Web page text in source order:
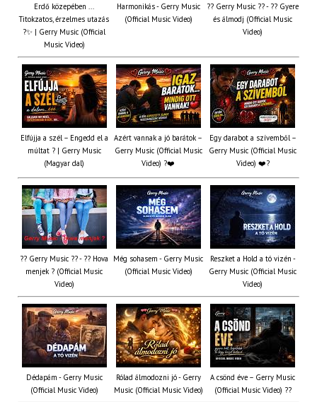
Erdő közepében ...
Titokzatos, érzelmes utazás
?✨ | Gerry Music (Official
Music Video)
Harmonikás - Gerry Music
(Official Music Video)
?? Gerry Music ?? - ?? Gyere
és álmodj (Official Music
Video)
Elfújja a szél – Engedd el a
múltat ? | Gerry Music
(Magyar dal)
Azért vannak a jó barátok –
Gerry Music (Official Music
Video) ?❤️
Egy darabot a szívemből –
Gerry Music (Official Music
Video) ❤️?
?? Gerry Music ?? - ?? Hova
menjek ? (Official Music
Video)
Még sohasem - Gerry Music
(Official Music Video)
Reszket a Hold a tó vizén -
Gerry Music (Official Music
Video)
Dédapám - Gerry Music
(Official Music Video)
Rólad álmodozni jó - Gerry
Music (Official Music Video)
A csönd éve – Gerry Music
(Official Music Video) ??